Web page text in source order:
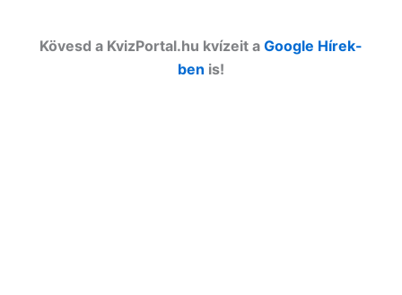
Kövesd a KvizPortal.hu kvízeit a Google Hírek-
ben is!